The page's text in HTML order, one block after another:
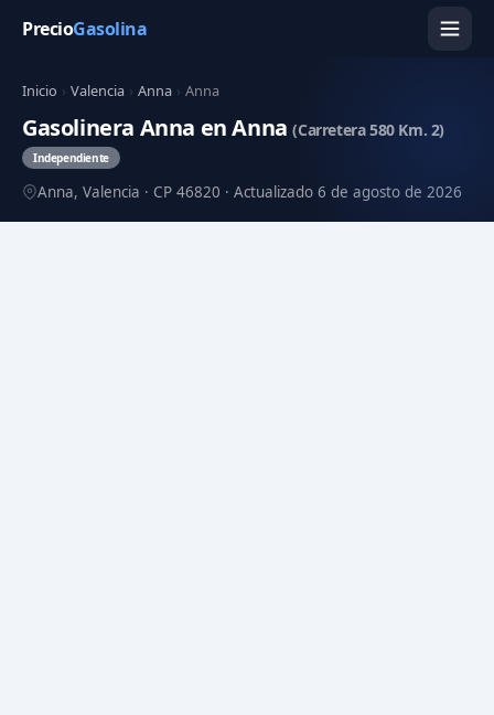
PrecioGasolina
Inicio › Valencia › Anna › Anna
Gasolinera Anna en Anna(Carretera 580 Km. 2)
Independiente
Anna, Valencia · CP 46820 · Actualizado 6 de agosto de 2026